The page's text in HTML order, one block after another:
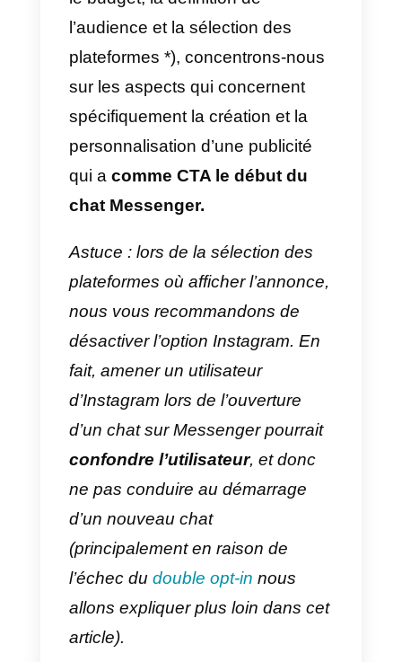
en cliquant sur le bouton vert
« Créer ».
3)Sélectionnez « Messages »
comme objectif de votre
campagne
4) Créer un groupe d’annonces
5)Dans « Groupe d’annonces »,
sous Messages, sélectionnez
« Click-to-Messenger »
6)Modifier l’auditoire, les
placements, le budget et l’horaire
7)Dans les annonces,
personnalisez l’apparence et la
taille de votre annonce
Sauvegardez et publiez votre
annonce